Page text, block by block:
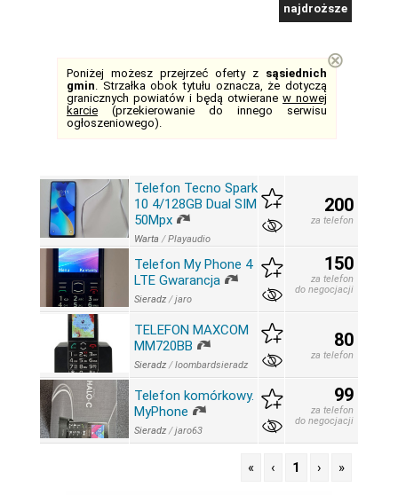
najdroższe
Poniżej możesz przejrzeć oferty z sąsiednich
gmin. Strzałka obok tytułu oznacza, że dotyczą
granicznych powiatów i będą otwierane w nowej
karcie (przekierowanie do innego serwisu
ogłoszeniowego).
⊗
Telefon Tecno Spark
10 4/128GB Dual SIM
50Mpx
Warta /Playaudio
200
za telefon
Telefon My Phone 4
LTE Gwarancja
Sieradz /jaro
150
za telefon
do negocjacji
TELEFON MAXCOM
MM720BB
Sieradz /loombardsieradz
80
za telefon
Telefon komórkowy.
MyPhone
Sieradz /jaro63
99
za telefon
do negocjacji
« ‹ 1 › »